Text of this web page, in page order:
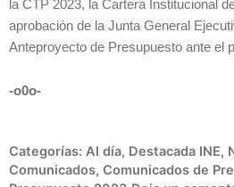
la CTP 2023, la Cartera Institucional
aprobación de la Junta General
Anteproyecto de Presupuesto ante el
-o0o-
Categorías: Al día, Destacada INE,
Comunicados, Comunicados de